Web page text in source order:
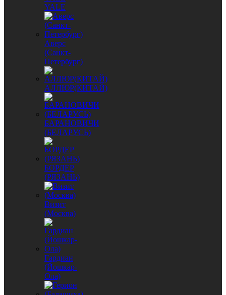
YALE
Аверс
(Санкт-
Петербург)
АЛЛЮР(КИТАЙ)
БАРАНОВИЧИ
(БЕЛАРУСЬ)
БОРДЕР
(РЯЗАНЬ)
Визит
(Москва)
Гардиан
(Йошкар-
Ола)